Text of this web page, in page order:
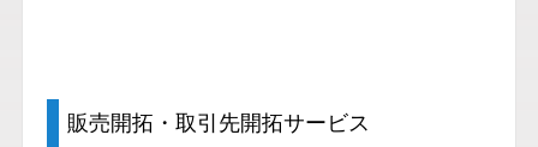
販売開拓・取引先開拓サービス